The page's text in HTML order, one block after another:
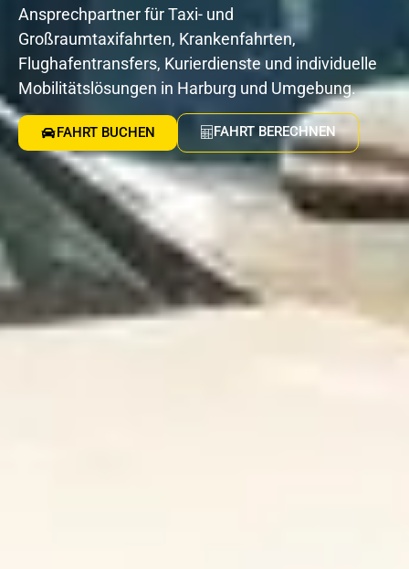
Ansprechpartner für Taxi- und
Großraumtaxifahrten, Krankenfahrten,
Flughafentransfers, Kurierdienste und individuelle
Mobilitätslösungen in Harburg und Umgebung.
FAHRT BUCHEN FAHRT BERECHNEN